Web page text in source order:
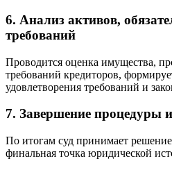
6. Анализ активов,
требований
Проводится оценка имущества,
требований кредиторов,
удовлетворения требований и
7. Завершение процедуры
По итогам суд принимает
финальная точка юридической